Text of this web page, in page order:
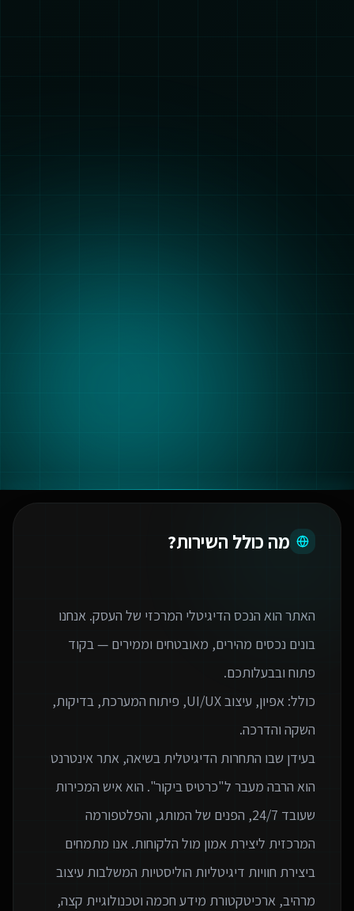
מה כולל השירות?
האתר הוא הנכס הדיגיטלי המרכזי של העסק. אנחנו
בונים נכסים מהירים, מאובטחים וממירים — בקוד
כולל: אפיון, עיצוב UI/UX, פיתוח המערכת, בדיקות,
בעידן שבו התחרות הדיגיטלית בשיאה, אתר אינטרנט
הוא הרבה מעבר ל"כרטיס ביקור". הוא איש המכירות
שעובד 24/7, הפנים של המותג, והפלטפורמה
המרכזית ליצירת אמון מול הלקוחות. אנו מתמחים
ביצירת חוויות דיגיטליות הוליסטיות המשלבות עיצוב
מרהיב, ארכיטקטורת מידע חכמה וטכנולוגיית קצה,